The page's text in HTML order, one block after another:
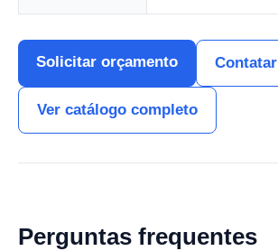
Solicitar orçamento
Ver catálogo completo
Perguntas frequentes